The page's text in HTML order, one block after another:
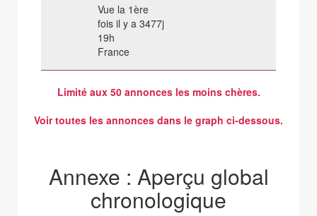
Vue la 1ère
fois il y a 3477j
19h
France
Limité aux 50 annonces les moins chères.
Voir toutes les annonces dans le graph ci-dessous.
Annexe : Aperçu global
chronologique